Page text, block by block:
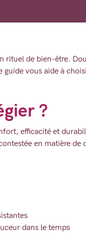
rituel de bien-être.
guide vous aide à
?
efficacité et
en matière de
dans le temps